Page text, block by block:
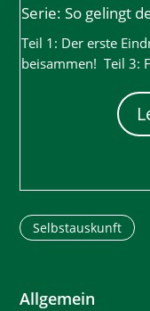
Serie: So gelingt
Teil 1: Der erste
beisammen! Teil 3:
Selbstauskunft
Allgemein